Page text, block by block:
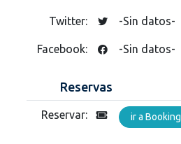
Twitter: -Sin datos-
Facebook: -Sin datos-
Reservas
Reservar: ir a Booking